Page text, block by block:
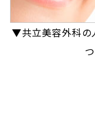
▼共立美容外科の